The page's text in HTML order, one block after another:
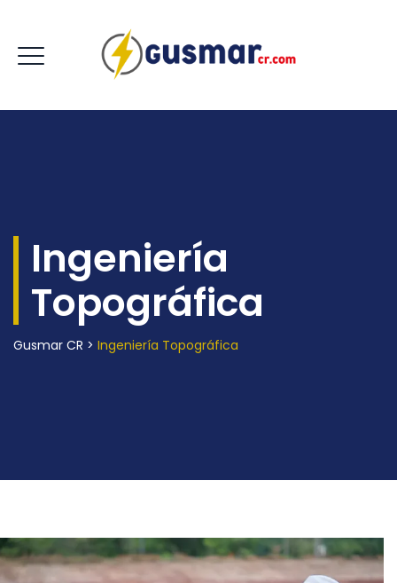
Ingeniería
Topográfica
Gusmar CR > Ingeniería Topográfica